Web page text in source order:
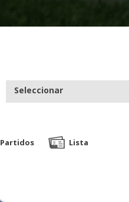
Seleccionar
Partidos Lista